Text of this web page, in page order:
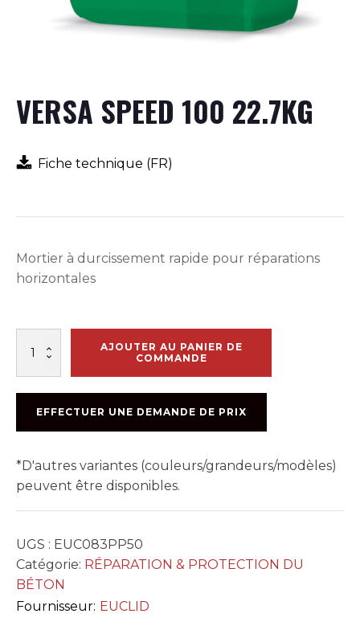
VERSA SPEED 100 22.7KG
Fiche technique (FR)
Mortier à durcissement rapide pour réparations
horizontales
22.7KG
AJOUTER AU PANIER DE
COMMANDE
EFFECTUER UNE DEMANDE DE PRIX
*D'autres variantes (couleurs/grandeurs/modèles)
peuvent être disponibles.
UGS : EUC083PP50
Catégorie: RÉPARATION & PROTECTION DU
BÉTON
Fournisseur: EUCLID